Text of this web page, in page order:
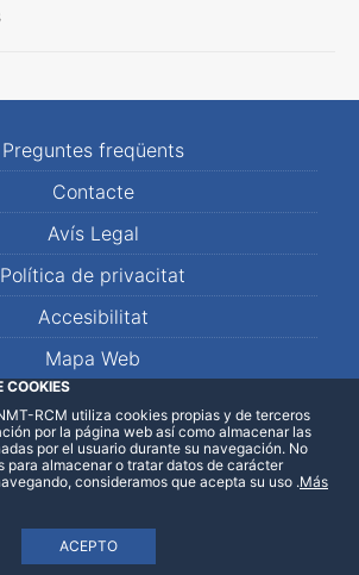
Preguntes freqüents
Contacte
Avís Legal
Política de privacitat
Accesibilitat
Mapa Web
WhatsApp
COOKIES
RCM utiliza cookies propias y de terceros
por la página web así como almacenar las
por el usuario durante su navegación. No
para almacenar o tratar datos de carácter
consideramos que acepta su uso
ACEPTO
.Más